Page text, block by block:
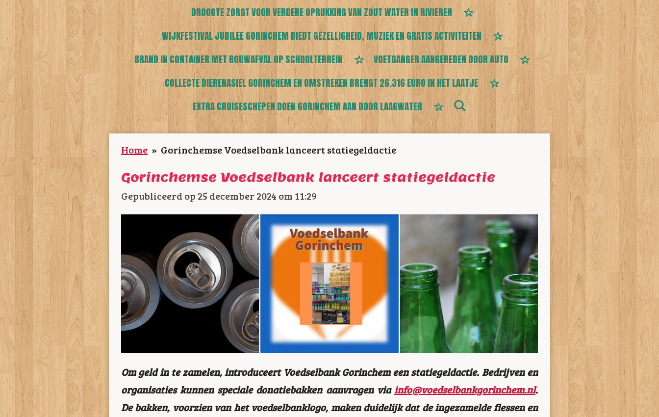
DROOGTE ZORGT VOOR VERDERE OPRUKKING VAN ZOUT WATER IN RIVIEREN
WIJKFESTIVAL JUBILEE GORINCHEM BIEDT GEZELLIGHEID, MUZIEK EN GRATIS ACTIVITEITEN
BRAND IN CONTAINER MET BOUWAFVAL OP SCHOOLTERREIN
VOETGANGER AANGEREDEN DOOR AUTO
COLLECTE DIERENASIEL GORINCHEM EN OMSTREKEN BRENGT 26.316 EURO IN HET LAATJE
EXTRA CRUISESCHEPEN DOEN GORINCHEM AAN DOOR LAAGWATER
Home » Gorinchemse Voedselbank lanceert statiegeldactie
Gorinchemse Voedselbank lanceert statiegeldactie
Gepubliceerd op 25 december 2024 om 11:29
Om geld in te zamelen, introduceert Voedselbank Gorinchem een statiegeldactie. Bedrijven en
organisaties kunnen speciale donatiebakken aanvragen viainfo@voedselbankgorinchem.nl.
De bakken, voorzien van het voedselbanklogo, maken duidelijk dat de ingezamelde flessen en